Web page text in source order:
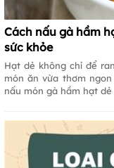
Cách nấu gà hầm
sức khỏe
Hạt dẻ không chỉ để
món ăn vừa thơm
nấu món gà hầm hạt dẻ